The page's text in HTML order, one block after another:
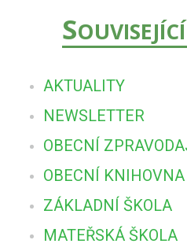
S
AKTUALITY
NEWSLETTER
OBECNÍ
OBECNÍ KNIHOVNA
ZÁKLADNÍ ŠKOLA
MATEŘSKÁ ŠKOLA